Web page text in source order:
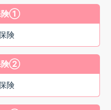
険①
険
険②
険